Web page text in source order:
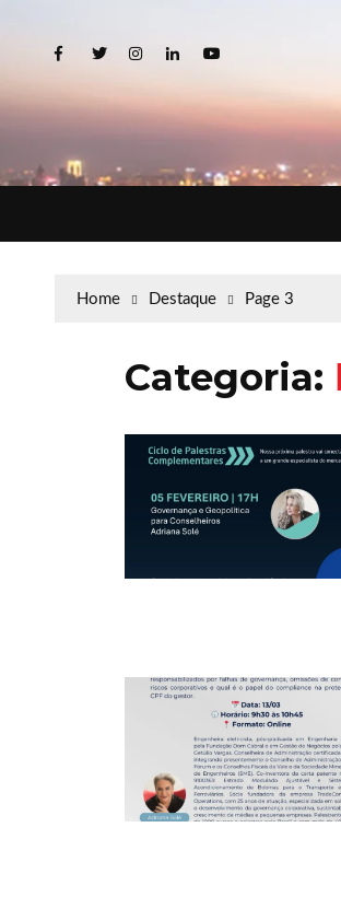
Home Destaque Page 3
Categoria: